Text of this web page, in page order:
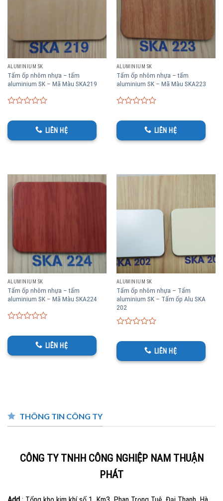
ALUMINIUM SK
Tấm ốp nhôm nhựa – tấm
aluminium SK – Mã Màu SKA219
out
of
5
LIÊN HỆ
ALUMINIUM SK
Tấm ốp nhôm nhựa – tấm
aluminium SK – Mã Màu SKA223
out
of
5
LIÊN HỆ
ALUMINIUM SK
Tấm ốp nhôm nhựa – tấm
aluminium SK – Mã Màu SKA224
out
of
5
LIÊN HỆ
ALUMINIUM SK
Tấm ốp nhôm nhựa – Tấm
aluminium SK – Tấm ốp Alu SKA
202
out
of
5
LIÊN HỆ
THÔNG TIN CÔNG TY
CÔNG TY TNHH CÔNG NGHIỆP NAM THUẬN
PHÁT